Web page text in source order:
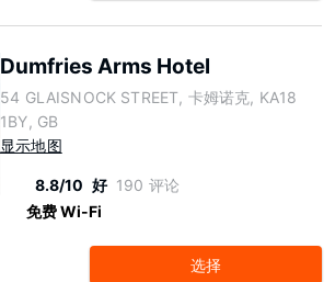
Dumfries Arms Hotel
54 GLAISNOCK STREET, 卡姆诺克, KA18
1BY, GB
显示地图
8.8/10 好 190 评论
免费 Wi-Fi
选择